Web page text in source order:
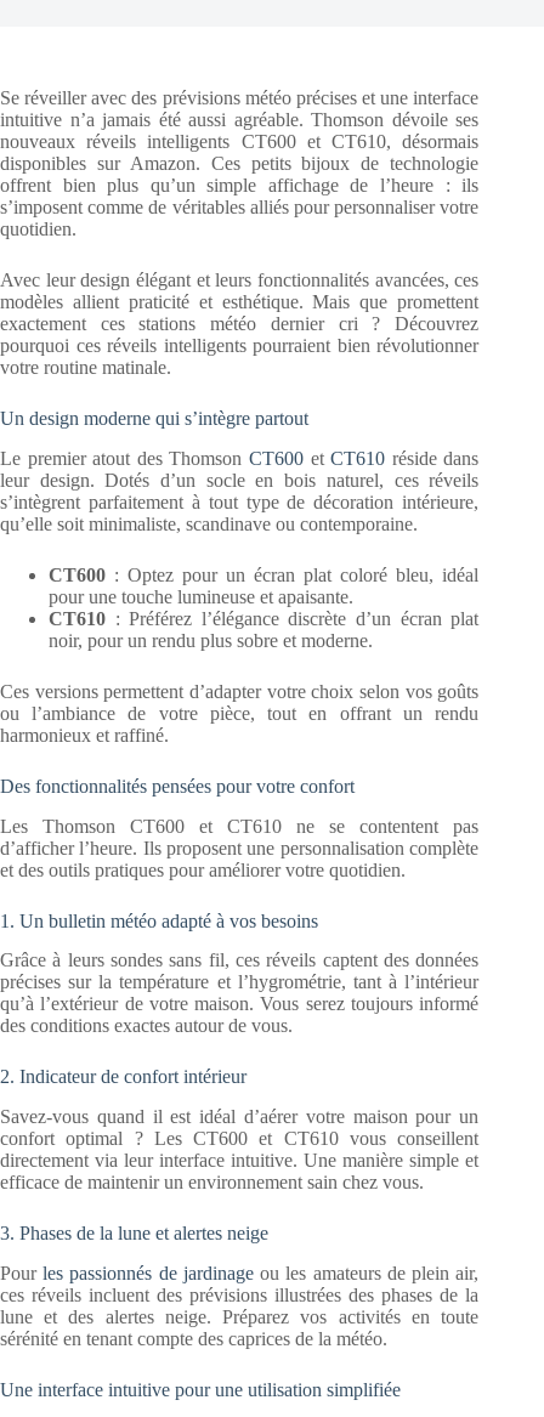
Se réveiller avec des prévisions météo précises et une interface
intuitive n’a jamais été aussi agréable. Thomson dévoile ses
nouveaux réveils intelligents CT600 et CT610, désormais
disponibles sur Amazon. Ces petits bijoux de technologie
offrent bien plus qu’un simple affichage de l’heure : ils
s’imposent comme de véritables alliés pour personnaliser votre
quotidien.
Avec leur design élégant et leurs fonctionnalités avancées, ces
modèles allient praticité et esthétique. Mais que promettent
exactement ces stations météo dernier cri ? Découvrez
pourquoi ces réveils intelligents pourraient bien révolutionner
votre routine matinale.
Un design moderne qui s’intègre partout
Le premier atout des Thomson CT600etCT610 réside dans
leur design. Dotés d’un socle en bois naturel, ces réveils
s’intègrent parfaitement à tout type de décoration intérieure,
qu’elle soit minimaliste, scandinave ou contemporaine.
CT600 : Optez pour un écran plat coloré bleu, idéal
pour une touche lumineuse et apaisante.
CT610 : Préférez l’élégance discrète d’un écran plat
noir, pour un rendu plus sobre et moderne.
Ces versions permettent d’adapter votre choix selon vos goûts
ou l’ambiance de votre pièce, tout en offrant un rendu
harmonieux et raffiné.
Des fonctionnalités pensées pour votre confort
Les Thomson CT600 et CT610 ne se contentent pas
d’afficher l’heure. Ils proposent une personnalisation complète
et des outils pratiques pour améliorer votre quotidien.
1. Un bulletin météo adapté à vos besoins
Grâce à leurs sondes sans fil, ces réveils captent des données
précises sur la température et l’hygrométrie, tant à l’intérieur
qu’à l’extérieur de votre maison. Vous serez toujours informé
des conditions exactes autour de vous.
2. Indicateur de confort intérieur
Savez-vous quand il est idéal d’aérer votre maison pour un
confort optimal ? Les CT600 et CT610 vous conseillent
directement via leur interface intuitive. Une manière simple et
efficace de maintenir un environnement sain chez vous.
3. Phases de la lune et alertes neige
Pourles passionnés de jardinageou les amateurs de plein air,
ces réveils incluent des prévisions illustrées des phases de la
lune et des alertes neige. Préparez vos activités en toute
sérénité en tenant compte des caprices de la météo.
Une interface intuitive pour une utilisation simplifiée